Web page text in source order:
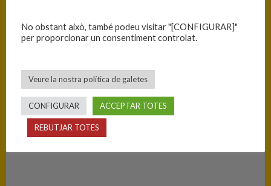
C.B. Blanes
PISTA
Blanes - Ciutat Esportiva Blanes
No obstant això, també podeu visitar "[CONFIGURAR]"
per proporcionar un consentiment controlat.
Veure la nostra política de galetes
CONFIGURAR ACCEPTAR TOTES
REBUTJAR TOTES